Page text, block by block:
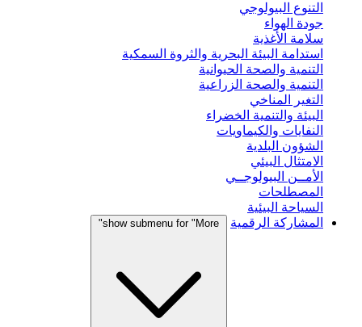
التنوع البيولوجي
جودة الهواء
سلامة الأغذية
استدامة البيئة البحرية والثروة السمكية
التنمية والصحة الحيوانية
التنمية والصحة الزراعية
التغير المناخي
البيئة والتنمية الخضراء
النفايات والكيماويات
الشؤون البلدية
الامتثال البيئي
الأمــن البيولوجــي
المصطلحات
السياحة البيئية
المشاركة الرقمية
show submenu for "More"